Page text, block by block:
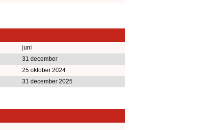
juni
31 december
25 oktober 2024
31 december 2025